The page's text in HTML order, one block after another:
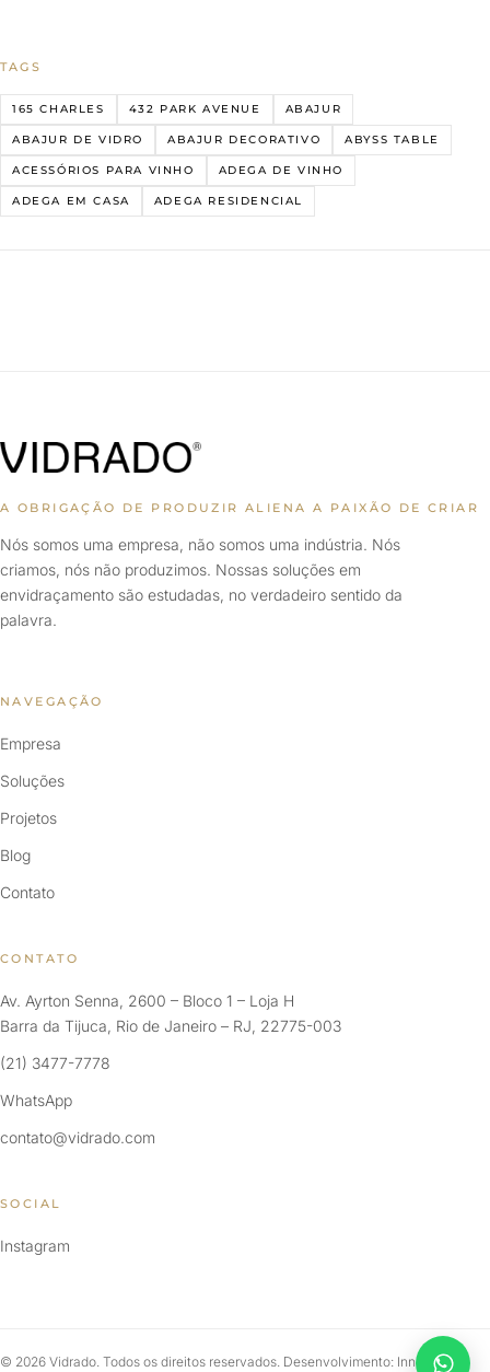
TAGS
165 CHARLES 432 PARK AVENUE ABAJUR
ABAJUR DE VIDRO ABAJUR DECORATIVO ABYSS TABLE
ACESSÓRIOS PARA VINHO ADEGA DE VINHO
ADEGA EM CASA ADEGA RESIDENCIAL
A OBRIGAÇÃO DE PRODUZIR ALIENA A PAIXÃO DE CRIAR
Nós somos uma empresa, não somos uma indústria. Nós
criamos, nós não produzimos. Nossas soluções em
envidraçamento são estudadas, no verdadeiro sentido da
palavra.
NAVEGAÇÃO
Empresa
Soluções
Projetos
Blog
Contato
CONTATO
Av. Ayrton Senna, 2600 – Bloco 1 – Loja H
Barra da Tijuca, Rio de Janeiro – RJ, 22775-003
(21) 3477-7778
WhatsApp
contato@vidrado.com
SOCIAL
Instagram
© 2026 Vidrado. Todos os direitos reservados. Desenvolvimento: Innersite